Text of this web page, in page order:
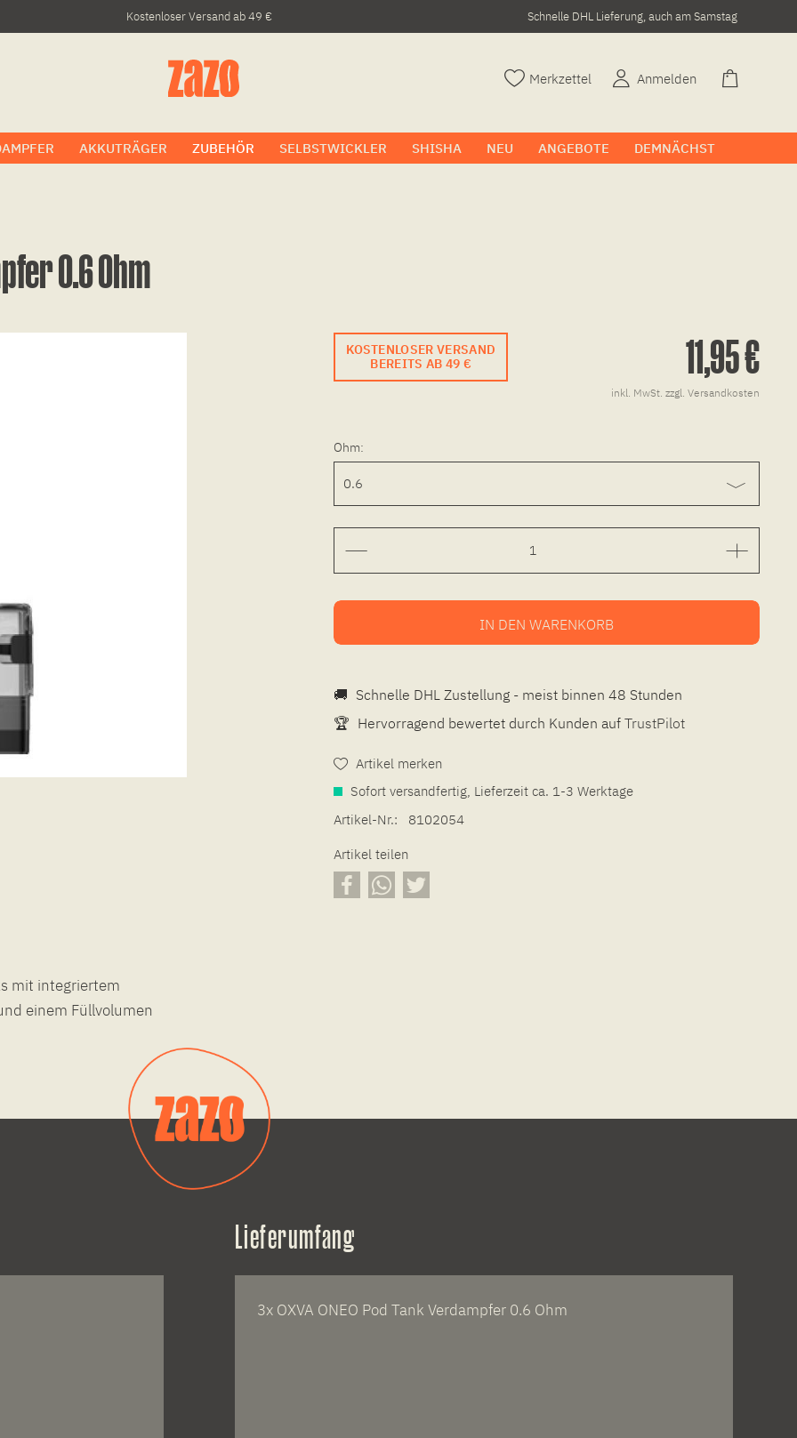
Kostenloser Versand ab 49 € Schnelle DHL Lieferung, auch am Samstag
Merkzettel Anmelden
AKKUTRÄGER ZUBEHÖR SELBSTWICKLER SHISHA NEU ANGEBOTE DEMNÄCHST
0.6 Ohm
KOSTENLOSER VERSAND
BEREITS AB 49 €
11,95 €
inkl. MwSt. zzgl. Versandkosten
Ohm:
IN DEN WARENKORB
🚚 Schnelle DHL Zustellung - meist binnen 48 Stunden
🏆 Hervorragend bewertet durch Kunden aufTrustPilot
Artikel merken
Sofort versandfertig, Lieferzeit ca. 1-3 Werktage
Artikel-Nr.:
8102054
Artikel teilen
mit integriertem
einem Füllvolumen
Lieferumfang
3x OXVA ONEO Pod Tank Verdampfer 0.6 Ohm